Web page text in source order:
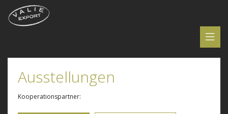
Ausstellungen
Kooperationspartner: